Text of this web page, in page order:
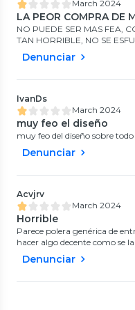
March 2024
LA PEOR COMPRA DE
NO PUEDE SER MAS FEA,
TAN HORRIBLE, NO SE
Denunciar
IvanDs
March 2024
muy feo el diseño
muy feo del diseño sobre
Denunciar
Acvjrv
March 2024
Horrible
Parece polera genérica de
hacer algo decente como se
Denunciar